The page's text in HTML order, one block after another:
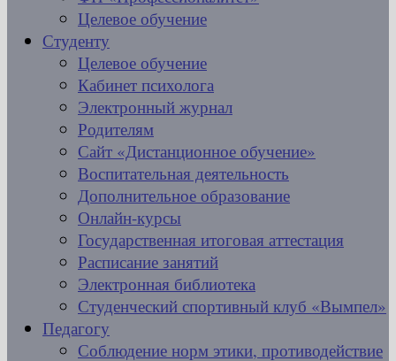
Целевое обучение
Студенту
Целевое обучение
Кабинет психолога
Электронный журнал
Родителям
Сайт «Дистанционное обучение»
Воспитательная деятельность
Дополнительное образование
Онлайн-курсы
Государственная итоговая аттестация
Расписание занятий
Электронная библиотека
Студенческий спортивный клуб «Вымпел»
Педагогу
Соблюдение норм этики, противодействие